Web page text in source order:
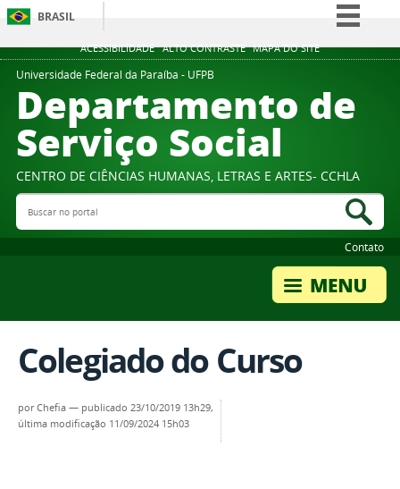
ACESSIBILIDADE ALTO CONTRASTE MAPA DO SITE
BRASIL
Simplifique!
Participe
Acesso à informação
Legislação
Universidade Federal da Paraíba - UFPB
Departamento de
Serviço Social
CENTRO DE CIÊNCIAS HUMANAS, LETRAS E ARTES- CCHLA
Buscar no portal
Contato
Colegiado do Curso
porChefia — publicado 23/10/2019 13h29,
última modificação 11/09/2024 15h03